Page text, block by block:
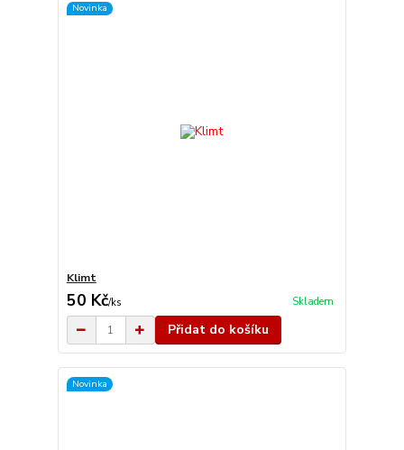
Novinka
Klimt
50 Kč/ks Skladem
Přidat do košíku
Novinka